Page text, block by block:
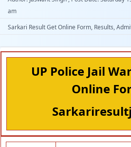
am
Sarkari Result Get Online Form, Results,
UP Police Jail
Online